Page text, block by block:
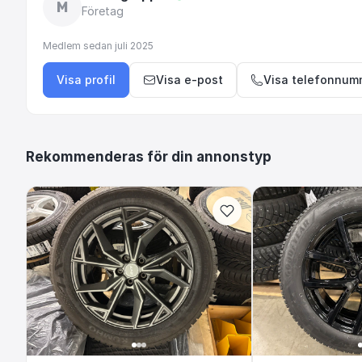
M Företag
Medlem sedan juli 2025
Visa profil Visa e-post Visa
Rekommenderas för din annonstyp